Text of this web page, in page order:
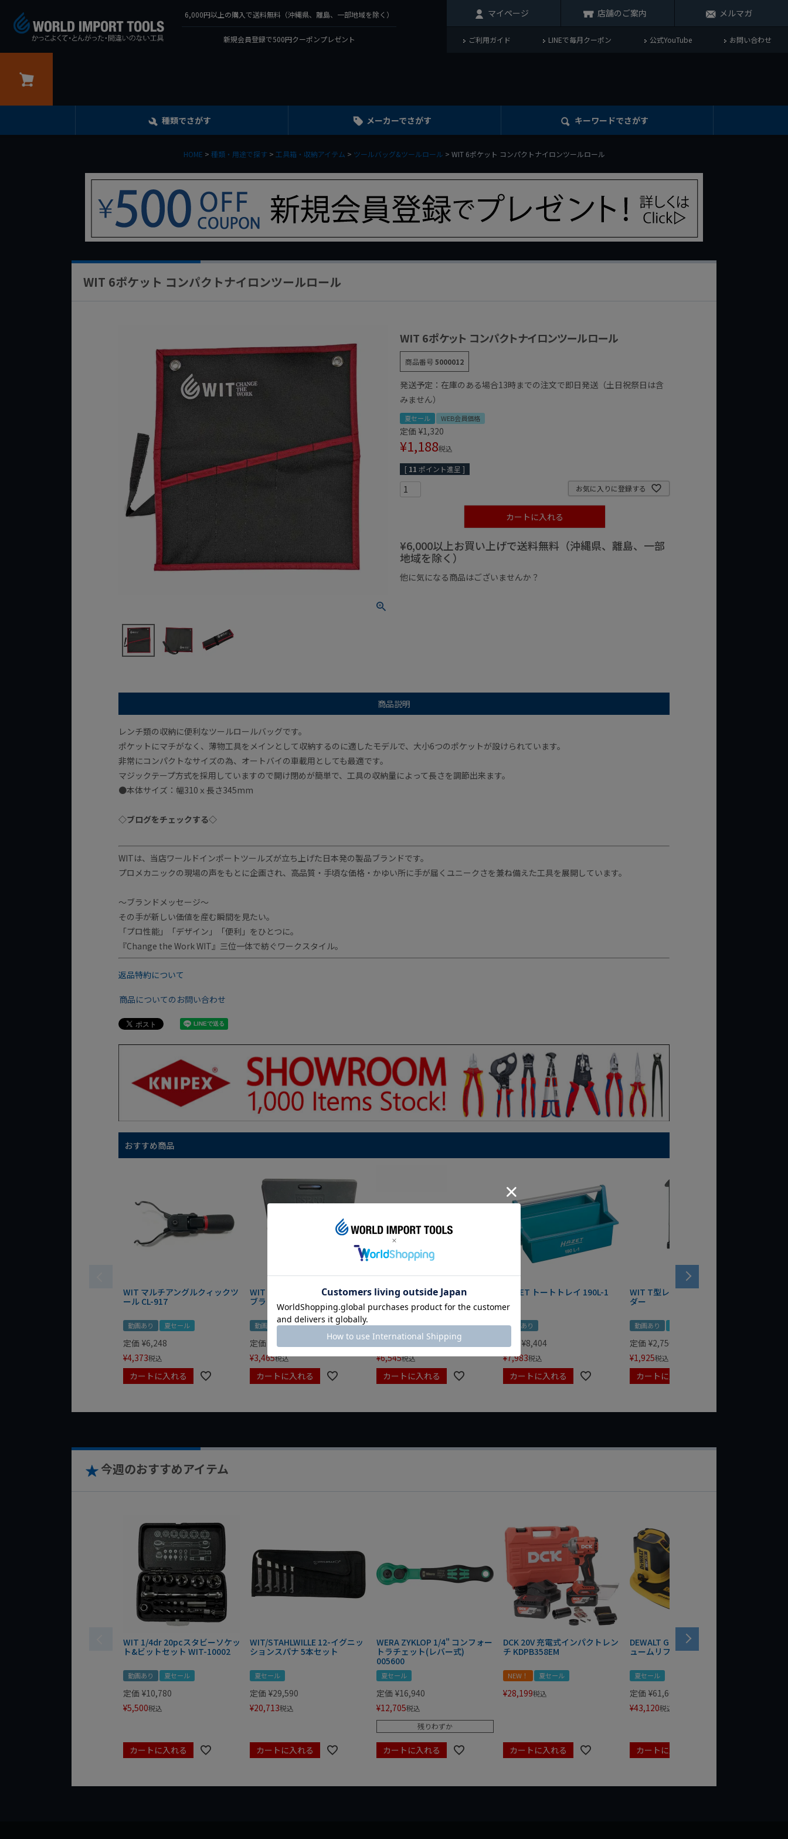
6,000円以上の購入で送料無料（沖縄県、離島、一部地域を除く）
新規会員登録で500円クーポンプレゼント
マイページ 店舗のご案内 メルマガ
ご利用ガイド LINEで毎月クーポン 公式YouTube お問い合わせ
種類でさがす メーカーでさがす キーワードでさがす
HOME 種類・用途で探す 工具箱・収納アイテム ツールバッグ&ツールロール WIT 6ポケット コンパクトナイロンツールロール
WIT 6ポケット コンパクトナイロンツールロール
WIT 6ポケット コンパクトナイロンツールロール
商品番号5000012
発送予定：在庫のある場合13時までの注文で即日発送（土日祝祭日は含
みません）
夏セール WEB会員価格
定価 ¥1,320
¥1,188税込
[ 11 ポイント進呈 ]
お気に入りに登録する
カートに入れる
¥6,000以上お買い上げで送料無料（沖縄県、離島、一部
地域を除く）
他に気になる商品はございませんか？
商品説明
レンチ類の収納に便利なツールロールバッグです。
ポケットにマチがなく、薄物工具をメインとして収納するのに適したモデルで、大小6つのポケットが設けられています。
非常にコンパクトなサイズの為、オートバイの車載用としても最適です。
マジックテープ方式を採用していますので開け閉めが簡単で、工具の収納量によって長さを調節出来ます。
●本体サイズ：幅310ｘ長さ345mm
◇ブログをチェックする◇
WITは、当店ワールドインポートツールズが立ち上げた日本発の製品ブランドです。
プロメカニックの現場の声をもとに企画され、高品質・手頃な価格・かゆい所に手が届くユニークさを兼ね備えた工具を展開しています。
～ブランドメッセージ～
その手が新しい価値を産む瞬間を見たい。
「プロ性能」「デザイン」「便利」をひとつに。
『Change the Work WIT』三位一体で紡ぐワークスタイル。
返品特約について
商品についてのお問い合わせ
おすすめ商品
WIT マルチアングルクィックツ
ール CL-917
動画あり 夏セール
定価 ¥6,248
¥4,373税込
カートに入れる
WIT マグネットツールマット
ブラック
動画あり 夏セール
定価
¥3,465税込
カートに入れる
クニペックス コブラ クイック
セット 8721-250 KNIPEX
動画あり 夏セール
定価 ¥9,350
¥6,545税込
カートに入れる
HAZET トートトレイ 190L-1
動画あり
¥8,404
¥7,983税込
カートに入れる
WIT T型レンチマグネットホル
ダー
動画あり
定価 ¥2,750
¥1,925税込
カートに入れる
今週のおすすめアイテム
WIT 1/4dr 20pcスタビーソケッ
ト&ビットセット WIT-10002
動画あり 夏セール
定価 ¥10,780
¥5,500税込
カートに入れる
WIT/STAHLWILLE 12-イグニッ
ションスパナ 5本セット
夏セール
定価 ¥29,590
¥20,713税込
カートに入れる
WERA ZYKLOP 1/4" コンフォー
トラチェット(レバー式)
005600
夏セール
定価 ¥16,940
¥12,705税込
残りわずか
カートに入れる
DCK 20V 充電式インパクトレン
チ KDPB358EM
NEW！ 夏セール
¥28,199税込
カートに入れる
DEWALT GRABO 18V電動バキ
ュームリフター DCE590N-XJ
夏セール
定価 ¥61,600
¥43,120税込
カートに入れる